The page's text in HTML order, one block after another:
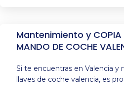
Mantenimiento y COPIA
MANDO DE COCHE
Si te encuentras en Valencia y
llaves de coche valencia, es